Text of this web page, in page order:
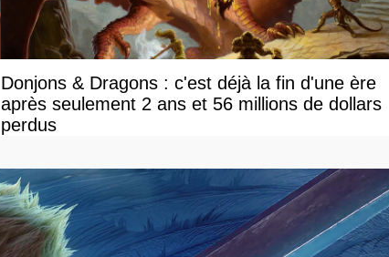
Donjons & Dragons : c'est déjà la fin d'une ère
après seulement 2 ans et 56 millions de dollars
perdus